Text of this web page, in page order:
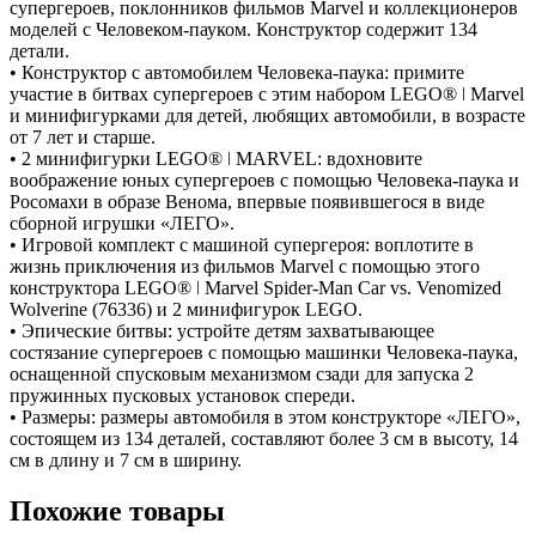
супергероев, поклонников фильмов Marvel и коллекционеров
моделей с Человеком-пауком. Конструктор содержит 134
детали.
• Конструктор с автомобилем Человека-паука: примите
участие в битвах супергероев с этим набором LEGO® ǀ Marvel
и минифигурками для детей, любящих автомобили, в возрасте
от 7 лет и старше.
• 2 минифигурки LEGO® ǀ MARVEL: вдохновите
воображение юных супергероев с помощью Человека-паука и
Росомахи в образе Венома, впервые появившегося в виде
сборной игрушки «ЛЕГО».
• Игровой комплект с машиной супергероя: воплотите в
жизнь приключения из фильмов Marvel с помощью этого
конструктора LEGO® ǀ Marvel Spider-Man Car vs. Venomized
Wolverine (76336) и 2 минифигурок LEGO.
• Эпические битвы: устройте детям захватывающее
состязание супергероев с помощью машинки Человека-паука,
оснащенной спусковым механизмом сзади для запуска 2
пружинных пусковых установок спереди.
• Размеры: размеры автомобиля в этом конструкторе «ЛЕГО»,
состоящем из 134 деталей, составляют более 3 см в высоту, 14
см в длину и 7 см в ширину.
Похожие товары